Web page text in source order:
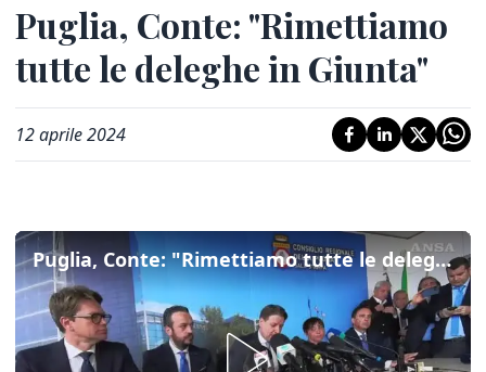
Puglia, Conte: "Rimettiamo
tutte le deleghe in Giunta"
12 aprile 2024
Puglia, Conte: "Rimettiamo tutte le deleghe in Giunta"